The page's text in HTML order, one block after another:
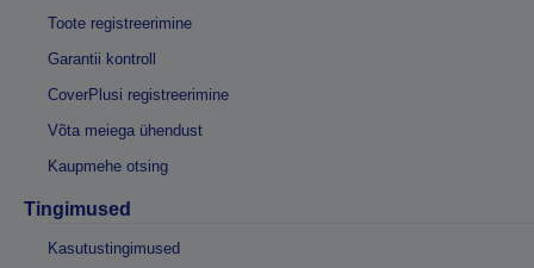
Toote registreerimine
Garantii kontroll
CoverPlusi registreerimine
Võta meiega ühendust
Kaupmehe otsing
Tingimused
Kasutustingimused